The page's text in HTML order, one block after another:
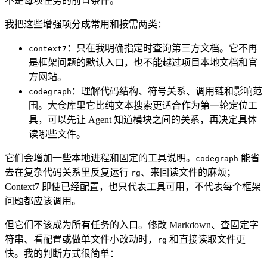
我把这些增强项分成常用和按需两类：
context7 ：只在我明确指定时查询第三方文档。它不再
是框架问题的默认入口，也不能越过项目本地文档和官
方网站。
codegraph ：理解代码结构、符号关系、调用链和影响范
围。大仓库里它比纯文本搜索更适合作为第一轮定位工
具，可以先让 Agent 知道模块之间的关系，再决定具体
读哪些文件。
它们会增加一些本地进程和固定的工具说明。 codegraph 能省
去在复杂代码关系里反复运行 rg、来回读文件的麻烦；
Context7 即使已经配置，也只代表工具可用，不代表每个框架
问题都应该调用。
但它们不该成为所有任务的入口。修改 Markdown、查固定字
符串、看配置或做单文件小改动时，
rg 和直接读取文件更
快。我的判断方式很简单：